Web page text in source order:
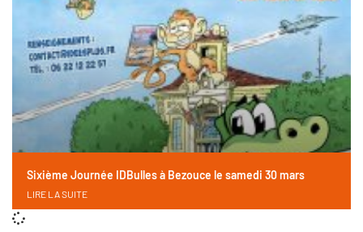
Sixième Journée IDBulles à Bezouce le samedi 30 mars
LIRE LA SUITE